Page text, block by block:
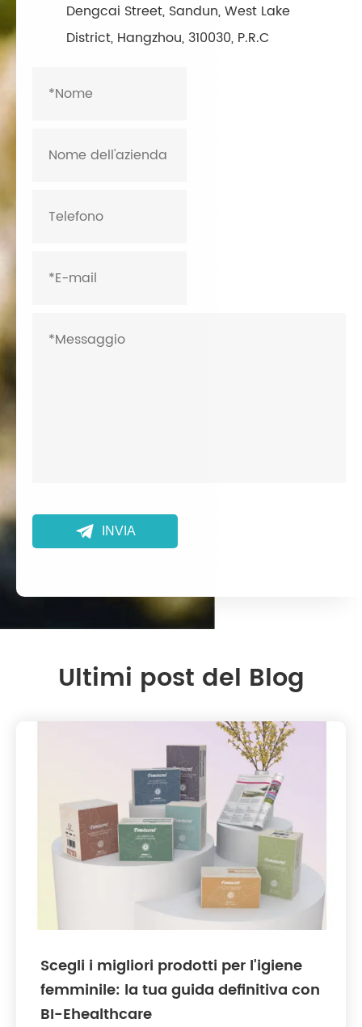
Dengcai Street, Sandun, West Lake
District, Hangzhou, 310030, P.R.C
 INVIA
Ultimi post del Blog
Scegli i migliori prodotti per l'igiene
femminile: la tua guida definitiva con
BI-Ehealthcare